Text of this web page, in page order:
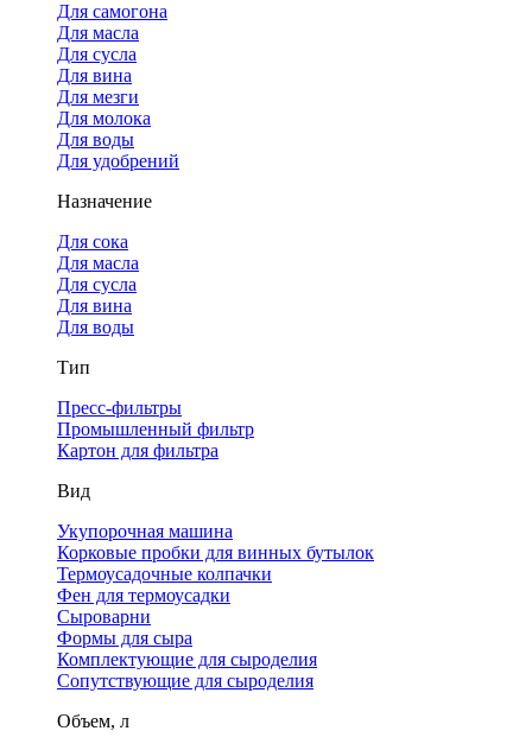
Для самогона
Для масла
Для сусла
Для вина
Для мезги
Для молока
Для воды
Для удобрений
Назначение
Для сока
Для масла
Для сусла
Для вина
Для воды
Тип
Пресс-фильтры
Промышленный фильтр
Картон для фильтра
Вид
Укупорочная машина
Корковые пробки для винных бутылок
Термоусадочные колпачки
Фен для термоусадки
Сыроварни
Формы для сыра
Комплектующие для сыроделия
Сопутствующие для сыроделия
Объем, л